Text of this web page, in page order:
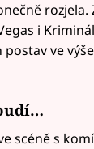
rozjela.
i
postav ve
scéně s